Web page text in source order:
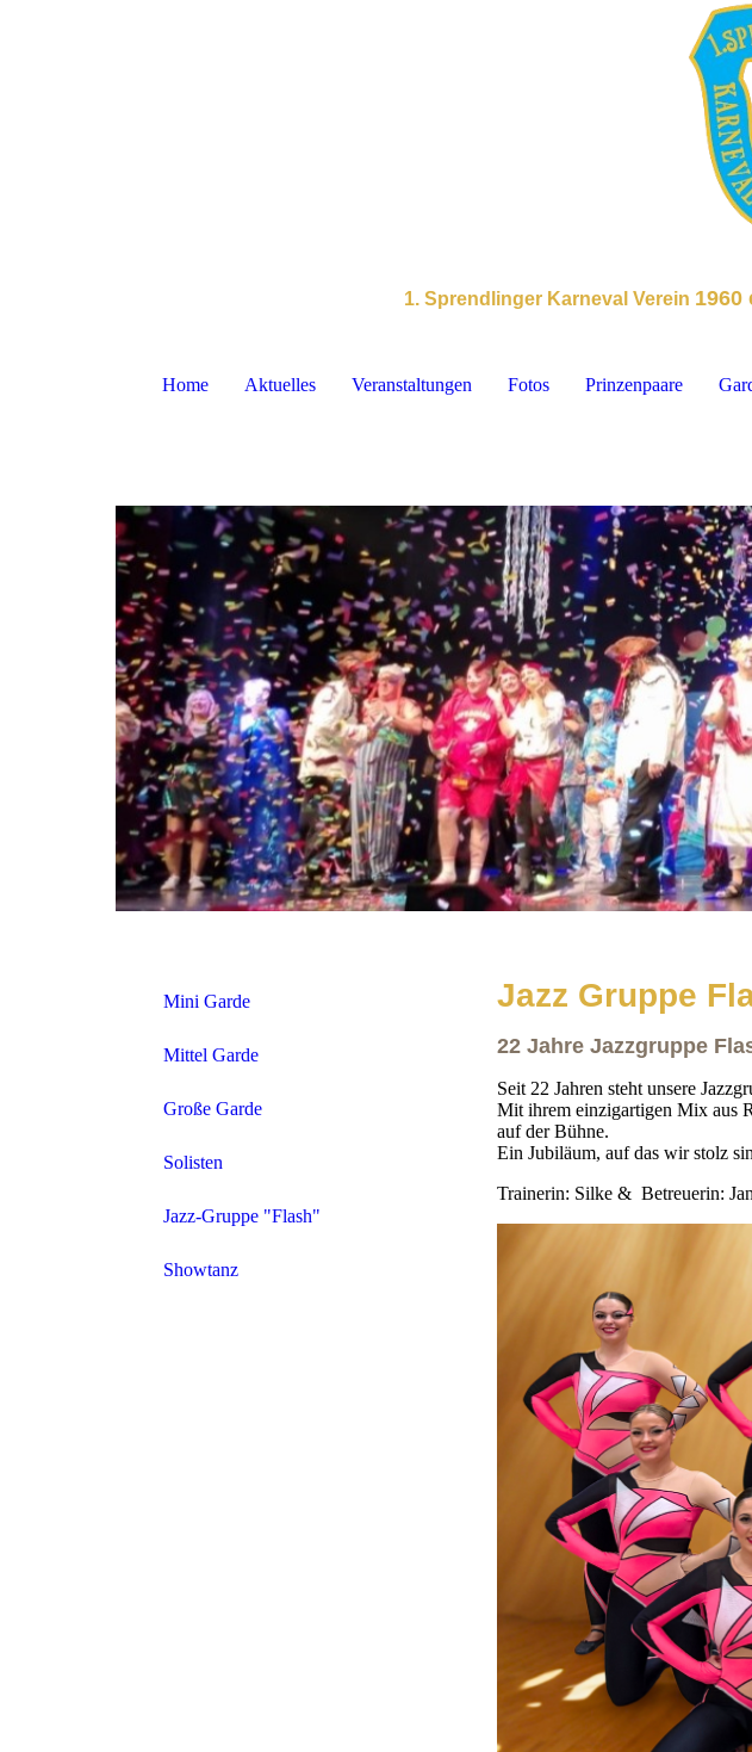
1. Sprendlinger Karneval Verein 1960
Home Aktuelles Veranstaltungen Fotos Prinzenpaare
Mini Garde
Mittel Garde
Große Garde
Solisten
Jazz-Gruppe "Flash"
Showtanz
Jazz Gruppe
22 Jahre Jazzgruppe
Seit 22 Jahren steht unsere
Mit ihrem einzigartigen Mix aus
auf der Bühne.
Ein Jubiläum, auf das wir stolz
Trainerin: Silke & Betreuerin: